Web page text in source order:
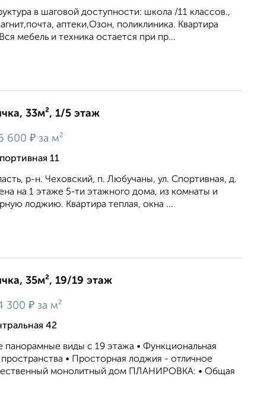
в шаговой доступности: школа /11 классов.,
аптеки,Озон, поликлиника. Квартира
мебель и техника остается при пр...
33м², 1/5 этаж
600 ₽ за м²
11
р-н. Чеховский, п. Любучаны, ул. Спортивная, д.
на 1 этаже 5-ти этажного дома, из комнаты и
лоджию. Квартира теплая, окна ...
35м², 19/19 этаж
300 ₽ за м²
42
панорамные виды с 19 этажа • Функциональная
пространства • Просторная лоджия - отличное
монолитный дом ПЛАНИРОВКА: • Общая